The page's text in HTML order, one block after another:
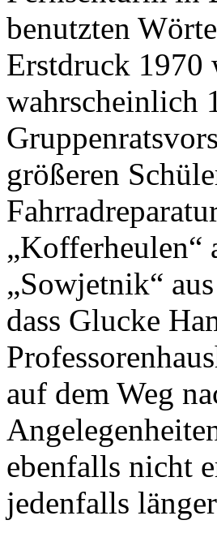
benutzten
Erstdruck 1970
wahrscheinlich
größeren
„Kofferheulen“
„Sowjetnik“
dass Glucke
auf dem Weg
ebenfalls nicht
jedenfalls